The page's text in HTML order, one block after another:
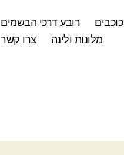
רובע דרכי הבשמים
מלונות ולינה
צרו קשר